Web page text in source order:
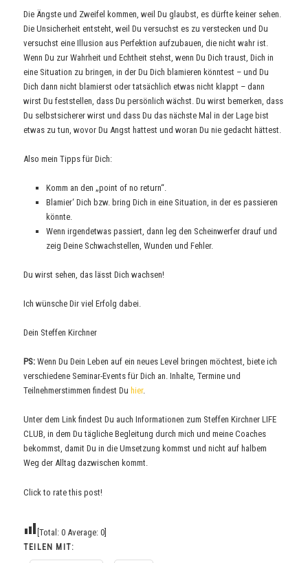
Die Ängste und Zweifel kommen, weil Du glaubst, es dürfte keiner sehen.
Die Unsicherheit entsteht, weil Du versuchst es zu verstecken und Du
versuchst eine Illusion aus Perfektion aufzubauen, die nicht wahr ist.
Wenn Du zur Wahrheit und Echtheit stehst, wenn Du Dich traust, Dich in
eine Situation zu bringen, in der Du Dich blamieren könntest – und Du
Dich dann nicht blamierst oder tatsächlich etwas nicht klappt – dann
wirst Du feststellen, dass Du persönlich wächst. Du wirst bemerken, dass
Du selbstsicherer wirst und dass Du das nächste Mal in der Lage bist
etwas zu tun, wovor Du Angst hattest und woran Du nie gedacht hättest.
Also mein Tipps für Dich:
Komm an den „point of no return“.
Blamier‘ Dich bzw. bring Dich in eine Situation, in der es passieren
könnte.
Wenn irgendetwas passiert, dann leg den Scheinwerfer drauf und
zeig Deine Schwachstellen, Wunden und Fehler.
Du wirst sehen, das lässt Dich wachsen!
Ich wünsche Dir viel Erfolg dabei.
Dein Steffen Kirchner
PS:Wenn Du Dein Leben auf ein neues Level bringen möchtest, biete ich
verschiedene Seminar-Events für Dich an. Inhalte, Termine und
Teilnehmerstimmen findest Du hier.
Unter dem Link findest Du auch Informationen zum Steffen Kirchner LIFE
CLUB, in dem Du tägliche Begleitung durch mich und meine Coaches
bekommst, damit Du in die Umsetzung kommst und nicht auf halbem
Weg der Alltag dazwischen kommt.
Click to rate this post!
[Total:0 Average:0]
TEILEN MIT: